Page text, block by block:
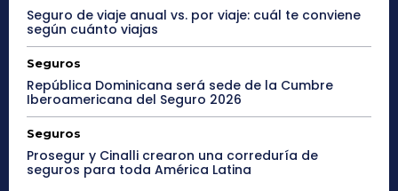
Seguro de viaje anual vs. por viaje: cuál te conviene
según cuánto viajas
Seguros
República Dominicana será sede de la Cumbre
Iberoamericana del Seguro 2026
Seguros
Prosegur y Cinalli crearon una correduría de
seguros para toda América Latina